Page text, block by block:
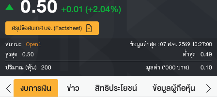
0.50 +0.01 (+2.04%)
สรุปข้อสนเทศ บจ. (Factsheet)
สถานะ : Open1 ข้อมูลล่าสุด : 07 ส.ค. 2569 10:27:08
สูงสุด
0.50 ต่ำสุด 0.49
ปริมาณ (หุ้น) 200 มูลค่า ('000 บาท) 0.10
งบการเงิน ข่าว สิทธิประโยชน์ ข้อมูลผู้ถือหุ้น